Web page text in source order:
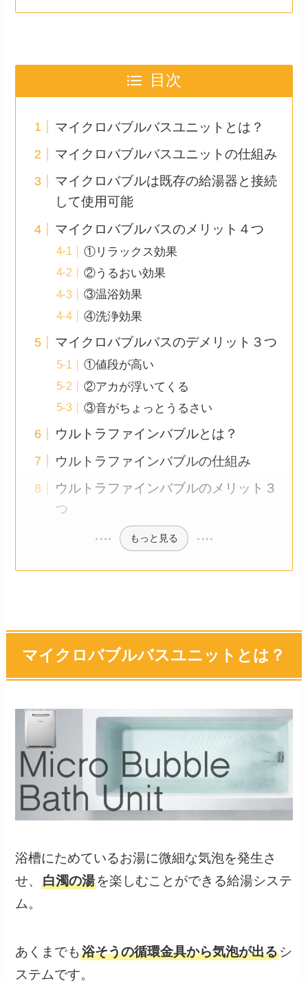
目次
マイクロバブルバスユニットとは？
マイクロバブルバスユニットの仕組み
マイクロバブルは既存の給湯器と接続
して使用可能
マイクロバブルバスのメリット４つ
①リラックス効果
②うるおい効果
③温浴効果
④洗浄効果
マイクロバブルバスのデメリット３つ
①値段が高い
②アカが浮いてくる
③音がちょっとうるさい
ウルトラファインバブルとは？
ウルトラファインバブルの仕組み
ウルトラファインバブルのメリット３
つ
もっと見る
マイクロバブルバスユニットとは？
浴槽にためているお湯に微細な気泡を発生さ
せ、白濁の湯を楽しむことができる給湯システ
ム。
あくまでも浴そうの循環金具から気泡が出るシ
ステムです。